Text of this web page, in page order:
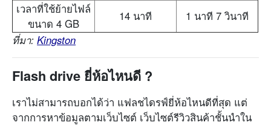
เวลาที่ใช้ย้ายไฟล์
ขนาด 4 GB
14 นาที
1 นาที 7 วินาที
ที่มา:Kingston
Flash drive ยี่ห้อไหนดี ?
เราไม่สามารถบอกได้ว่า แฟลชไดรฟ์ยี่ห้อไหนดีที่สุด แต่
จากการหาข้อมูลตามเว็บไซต์ เว็บไซต์รีวิวสินค้าชั้นนำใน